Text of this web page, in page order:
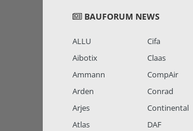
BAUFORUM NEWS
ALLU
Aibotix
Ammann
Arden
Arjes
Atlas
Cifa
Claas
CompAir
Conrad
Continental
DAF